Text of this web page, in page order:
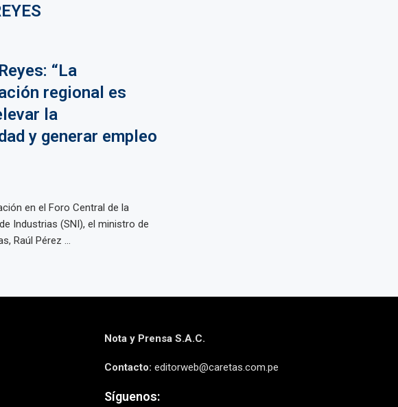
“La
regional es
la
y generar empleo
en el Foro Central de la
Industrias (SNI), el ministro de
Raúl Pérez ...
Nota y Prensa S.A.C.
Contacto: editorweb@caretas.com.pe
Síguenos: